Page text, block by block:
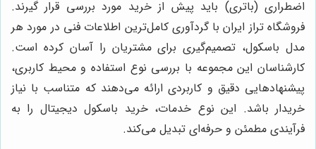
اضطراری (باتری) باید پیش از خرید مورد بررسی قرار گیرند.
فروشگاه تراز ایران با گردآوری کامل‌ترین اطلاعات فنی در مورد هر
مدل باسکول، تصمیم‌گیری برای مشتریان را آسان کرده است.
کارشناسان این مجموعه با بررسی نوع استفاده و محیط کاربری،
پیشنهادهایی دقیق و کاربردی ارائه می‌دهند که متناسب با نیاز
خریدار باشد. این نوع خدمات، خرید باسکول دیجیتال را به
فرآیندی مطمئن و حرفه‌ای تبدیل می‌کند.